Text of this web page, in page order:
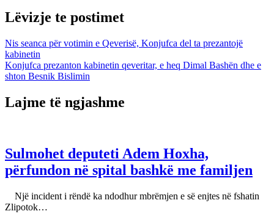
Lëvizje te postimet
Nis seanca për votimin e Qeverisë, Konjufca del ta prezantojë
kabinetin
Konjufca prezanton kabinetin qeveritar, e heq Dimal Bashën dhe e
shton Besnik Bislimin
Lajme të ngjashme
Sulmohet deputeti Adem Hoxha,
përfundon në spital bashkë me familjen
Një incident i rëndë ka ndodhur mbrëmjen e së enjtes në fshatin
Zlipotok…